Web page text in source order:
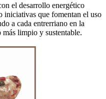
el desarrollo energético
iniciativas que fomentan el uso
a cada entrerriano en la
limpio y sustentable.